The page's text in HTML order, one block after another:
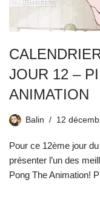
JOUR 12 –
ANIMATION
Balin 12
Pour ce 12ème jour
présenter l’un des
Pong The Animation!